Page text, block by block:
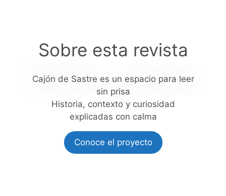
Sobre esta revista
Cajón de Sastre es un espacio para leer
sin prisa
Historia, contexto y curiosidad
explicadas con calma
Conoce el proyecto